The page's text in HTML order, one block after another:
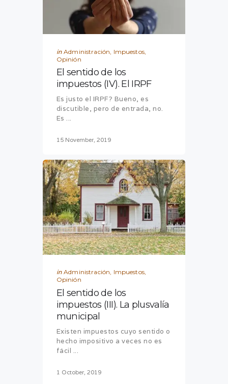
in Administración Impuestos,
Opinión
El sentido de los
impuestos (IV). El IRPF
Es justo el IRPF? Bueno, es
discutible, pero de entrada, no.
Es ...
15 November, 2019
in Administración, Impuestos,
Opinión
El sentido de los
impuestos (III). La plusvalía
municipal
Existen impuestos cuyo sentido o
hecho impositivo a veces no es
fácil ...
1 October, 2019